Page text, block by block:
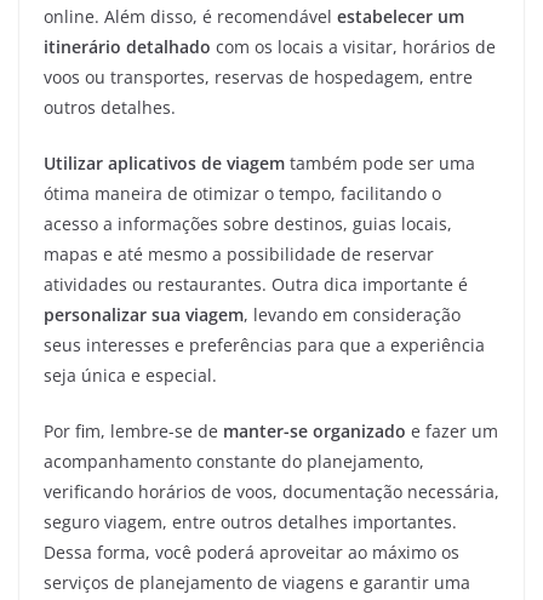
online. Além disso, é recomendável estabelecer um
itinerário detalhado com os locais a visitar, horários de
voos ou transportes, reservas de hospedagem, entre
outros detalhes.
Utilizar aplicativos de viagem também pode ser uma
ótima maneira de otimizar o tempo, facilitando o
acesso a informações sobre destinos, guias locais,
mapas e até mesmo a possibilidade de reservar
atividades ou restaurantes. Outra dica importante é
personalizar sua viagem, levando em consideração
seus interesses e preferências para que a experiência
seja única e especial.
Por fim, lembre-se de manter-se organizado e fazer um
acompanhamento constante do planejamento,
verificando horários de voos, documentação necessária,
seguro viagem, entre outros detalhes importantes.
Dessa forma, você poderá aproveitar ao máximo os
serviços de planejamento de viagens e garantir uma